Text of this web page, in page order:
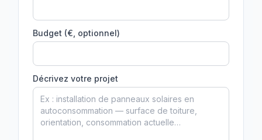
Budget (€, optionnel)
Décrivez votre projet